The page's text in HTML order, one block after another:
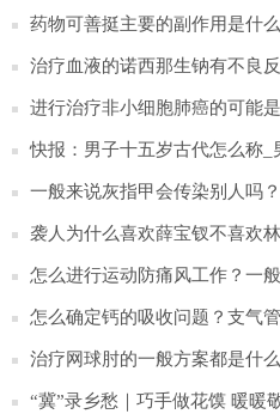
药物可善挺主要的副作用是什
吗？
治疗血液的诺西那生钠有不良
含义？
进行治疗非小细胞肺癌的可能
快报：男子十五岁古代怎么称_
一般来说灰指甲会传染别人吗
么？
袭人为什么喜欢薛宝钗不喜欢
怎么进行运动防痛风工作？一
怎么确定钙的吸收问题？支气
治疗网球肘的一般方案都是什
道多少？
“冀”录乡愁｜巧手做花馍 暖暖